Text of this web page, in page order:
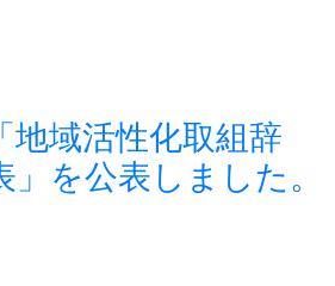
地域活性化取組辞
を公表しました。